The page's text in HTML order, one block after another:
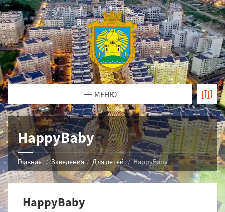
МЕНЮ
HappyBaby
Главная Заведения Для детей HappyBaby
HappyBaby